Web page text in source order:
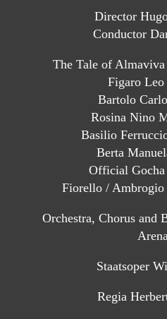
Director
Conductor
The Tale of
Figaro
Bartolo
Rosina Nino
Basilio
Berta
Official Gocha
Fiorello /
Orchestra, Chorus and
Staatsoper
Regia